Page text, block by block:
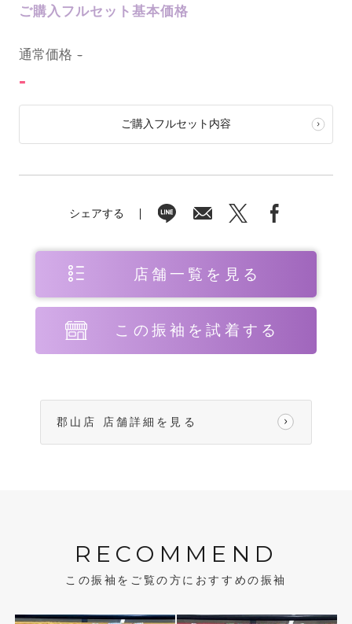
ご購入フルセット基本価格
通常価格 -
-
ご購入フルセット内容
シェアする
店舗一覧を見る
この振袖を試着する
郡山店 店舗詳細を見る
RECOMMEND
この振袖をご覧の方におすすめの振袖